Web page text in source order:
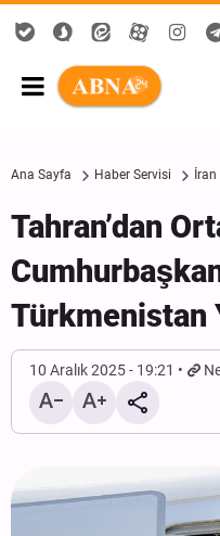
Ana Sayfa Haber Servisi İran
Tahran’dan
Türkmenistan
10 Aralık 2025 - 19:21